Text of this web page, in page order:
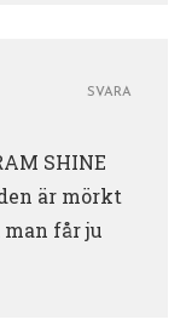
SHINE
är mörkt
får ju
SVARA